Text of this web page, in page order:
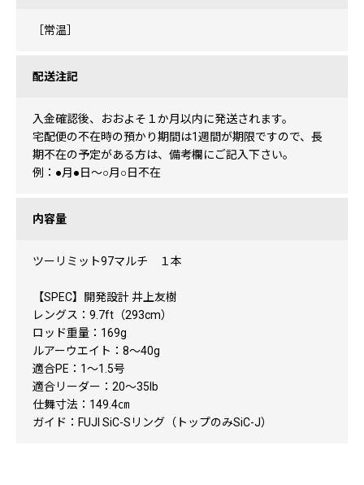
［常温］
配送注記
入金確認後、おおよそ１か月以内に発送されます。
宅配便の不在時の預かり期間は1週間が期限ですので、長
期不在の予定がある方は、備考欄にご記入下さい。
例：●月●日〜○月○日不在
内容量
ツーリミット97マルチ １本
【SPEC】開発設計 井上友樹
レングス：9.7ft（293cm）
ロッド重量：169g
ルアーウエイト：8～40g
適合PE：1～1.5号
適合リーダー：20～35lb
仕舞寸法：149.4㎝
ガイド：FUJI SiC-Sリング（トップのみSiC-J）